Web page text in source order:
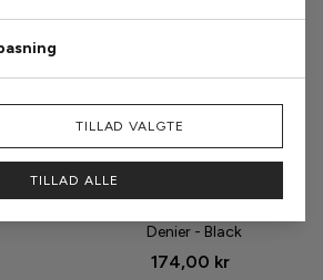
TILLAD VALGTE
TILLAD ALLE
- Club
Størrelse
Denier - Black
174,00 kr